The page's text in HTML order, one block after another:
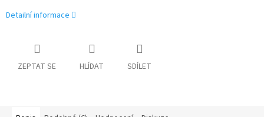
Detailní informace
ZEPTAT SE HLÍDAT SDÍLET